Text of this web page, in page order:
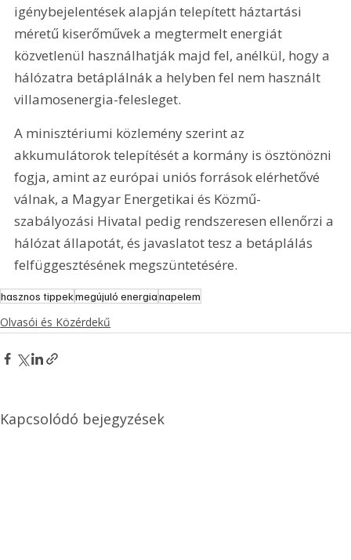
igénybejelentések alapján telepített háztartási
méretű kiserőművek a megtermelt energiát
közvetlenül használhatják majd fel, anélkül, hogy a
hálózatra betáplálnák a helyben fel nem használt
villamosenergia-felesleget.
A minisztériumi közlemény szerint az
akkumulátorok telepítését a kormány is ösztönözni
fogja, amint az európai uniós források elérhetővé
válnak, a Magyar Energetikai és Közmű-
szabályozási Hivatal pedig rendszeresen ellenőrzi a
hálózat állapotát, és javaslatot tesz a betáplálás
felfüggesztésének megszüntetésére.
hasznos tippekmegújuló energianapelem
Olvasói és Közérdekű
Kapcsolódó bejegyzések